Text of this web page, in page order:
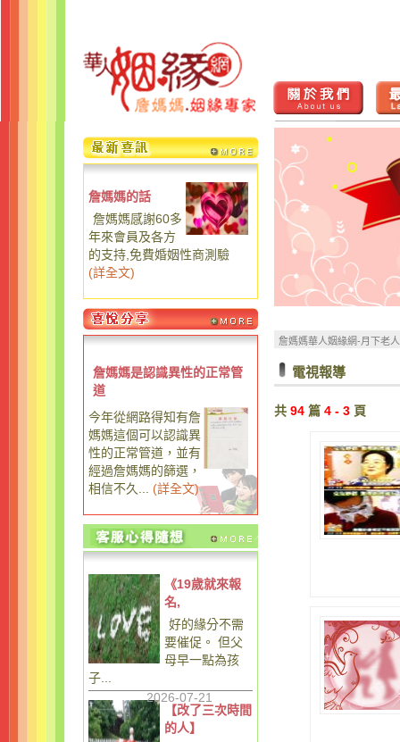
詹媽媽的話
詹媽媽感謝60多
年來會員及各方
的支持,免費婚姻性商測驗
(詳全文)
詹媽媽是認識異性的正常管
道
今年從網路得知有詹
媽媽這個可以認識異
性的正常管道，並有
經過詹媽媽的篩選，
相信不久...
(詳全文)
《19歲就來報
名,
好的緣分不需
要催促。 但父
母早一點為孩
子...
2026-07-21
【改了三次時間
的人】
詹媽媽華人姻緣網-月下老
電視報導
共 94 篇 4 - 3 頁